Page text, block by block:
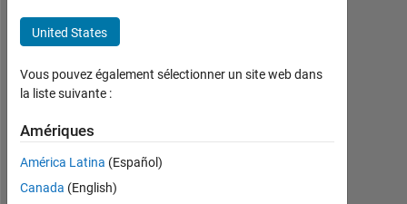
presque
2 ans il
|
depuis
2022
Followers:
United States
Vous pouvez également sélectionner un site web dans
la liste suivante :
Amériques
América Latina (Español)
Canada (English)